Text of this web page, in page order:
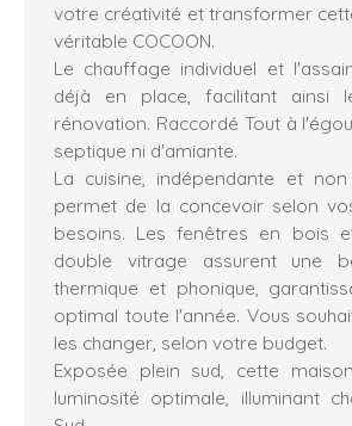
votre créativité et transformer
véritable COCOON.
Le chauffage individuel et
déjà en place, facilitant ainsi
rénovation. Raccordé Tout à
septique ni d'amiante.
La cuisine, indépendante et
permet de la concevoir selon
besoins. Les fenêtres en bois
double vitrage assurent une
thermique et phonique,
optimal toute l'année. Vous
les changer, selon votre budget.
Exposée plein sud, cette
luminosité optimale, illuminant